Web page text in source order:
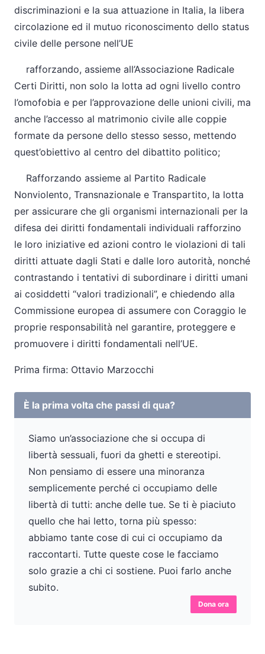
discriminazioni e la sua attuazione in Italia, la libera
circolazione ed il mutuo riconoscimento dello status
civile delle persone nell’UE
rafforzando, assieme all’Associazione Radicale
Certi Diritti, non solo la lotta ad ogni livello contro
l’omofobia e per l’approvazione delle unioni civili, ma
anche l’accesso al matrimonio civile alle coppie
formate da persone dello stesso sesso, mettendo
quest’obiettivo al centro del dibattito politico;
Rafforzando assieme al Partito Radicale
Nonviolento, Transnazionale e Transpartito, la lotta
per assicurare che gli organismi internazionali per la
difesa dei diritti fondamentali individuali rafforzino
le loro iniziative ed azioni contro le violazioni di tali
diritti attuate dagli Stati e dalle loro autorità, nonché
contrastando i tentativi di subordinare i diritti umani
ai cosiddetti “valori tradizionali”, e chiedendo alla
Commissione europea di assumere con Coraggio le
proprie responsabilità nel garantire, proteggere e
promuovere i diritti fondamentali nell’UE.
Prima firma: Ottavio Marzocchi
È la prima volta che passi di qua?
Siamo un’associazione che si occupa di
libertà sessuali, fuori da ghetti e stereotipi.
Non pensiamo di essere una minoranza
semplicemente perché ci occupiamo delle
libertà di tutti: anche delle tue. Se ti è piaciuto
quello che hai letto, torna più spesso:
abbiamo tante cose di cui ci occupiamo da
raccontarti. Tutte queste cose le facciamo
solo grazie a chi ci sostiene. Puoi farlo anche
subito.
Dona ora